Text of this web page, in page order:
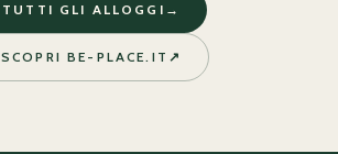
TUTTI GLI ALLOGGI →
SCOPRI BE-PLACE.IT ↗